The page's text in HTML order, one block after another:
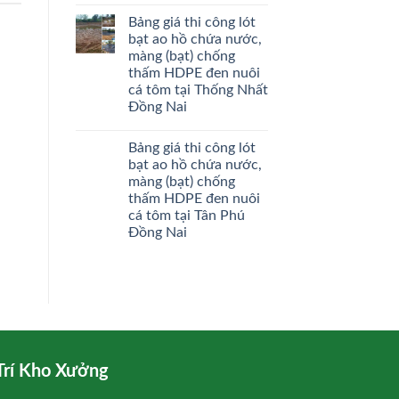
Bảng giá thi công lót
bạt ao hồ chứa nước,
màng (bạt) chống
thấm HDPE đen nuôi
cá tôm tại Thống Nhất
Đồng Nai
Bảng giá thi công lót
bạt ao hồ chứa nước,
màng (bạt) chống
thấm HDPE đen nuôi
cá tôm tại Tân Phú
Đồng Nai
Kho Xưởng